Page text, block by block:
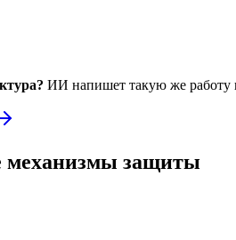
ИИ напишет такую же работу
механизмы защиты